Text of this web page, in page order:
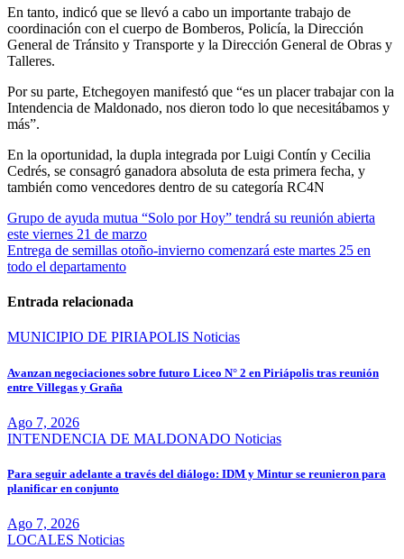
En tanto, indicó que se llevó a cabo un importante trabajo de
coordinación con el cuerpo de Bomberos, Policía, la Dirección
General de Tránsito y Transporte y la Dirección General de Obras y
Talleres.
Por su parte, Etchegoyen manifestó que “es un placer trabajar con la
Intendencia de Maldonado, nos dieron todo lo que necesitábamos y
más”.
En la oportunidad, la dupla integrada por Luigi Contín y Cecilia
Cedrés, se consagró ganadora absoluta de esta primera fecha, y
también como vencedores dentro de su categoría RC4N
Navegación
de
entradas
Grupo de ayuda mutua “Solo por Hoy” tendrá su reunión abierta
este viernes 21 de marzo
Entrega de semillas otoño-invierno comenzará este martes 25 en
todo el departamento
Entrada relacionada
MUNICIPIO DE PIRIAPOLIS Noticias
Avanzan negociaciones sobre futuro Liceo N° 2 en Piriápolis tras reunión
entre Villegas y Graña
Ago 7, 2026
INTENDENCIA DE MALDONADO Noticias
Para seguir adelante a través del diálogo: IDM y Mintur se reunieron para
planificar en conjunto
Ago 7, 2026
LOCALES Noticias